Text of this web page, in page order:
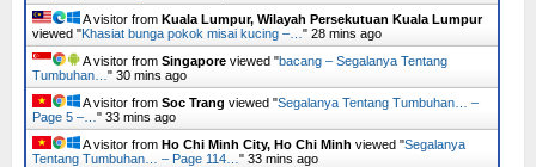
A visitor from Kuala Lumpur, Wilayah Persekutuan Kuala Lumpur
viewed "Khasiat bunga pokok misai kucing –… " 29 mins ago
A visitor from Singapore viewed "bacang – Segalanya Tentang
Tumbuhan… " 30 mins ago
A visitor from Soc Trang viewed "Segalanya Tentang Tumbuhan… –
Page 5 –… " 33 mins ago
A visitor from Ho Chi Minh City, Ho Chi Minh viewed "Segalanya
Tentang Tumbuhan… – Page 114… " 33 mins ago